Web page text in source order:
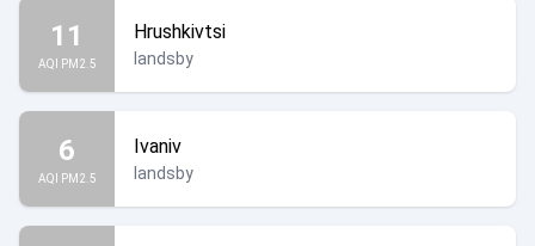
11
AQI PM2.5
Hrushkivtsi
landsby
6
AQI PM2.5
Ivaniv
landsby